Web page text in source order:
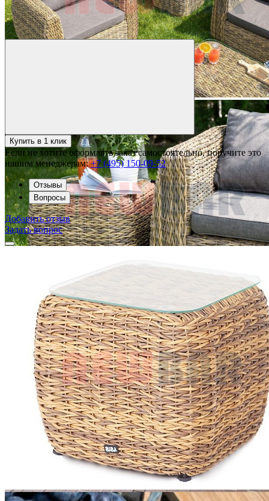
Купить в 1 клик
Если не хотите оформлять заказ самостоятельно, поручите это
нашим менеджерам:+7 (495) 150-09-52
Отзывы
Вопросы
Добавить отзыв
Задать вопрос